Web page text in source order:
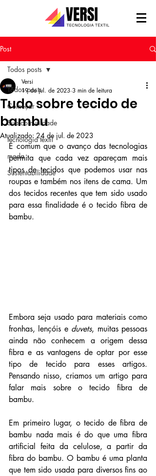
Post
Todos posts
Começar
Sua comunidade
tecnologia têxtil
moda
Sustentabilidade
Todos posts
Tudo sobre tecido de
bambu
Versi
19 de jul. de 2023 3 min de leitura
Atualizado: 24 de jul. de 2023
É comum que o avanço das tecnologias
permita que cada vez apareçam mais
tipos de tecidos que podemos usar nas
roupas e também nos itens de cama. Um
dos tecidos recentes que tem sido usado
para essa finalidade é o tecido fibra de
bambu.
Embora seja usado para materiais como
fronhas, lençóis e duvets, muitas pessoas
ainda não conhecem a origem dessa
fibra e as vantagens de optar por esse
tipo de tecido para esses artigos.
Pensando nisso, criamos um artigo para
falar mais sobre o tecido fibra de
bambu.
Em primeiro lugar, o tecido de fibra de
bambu nada mais é do que uma fibra
artificial feita da celulose, a partir da
fibra do bambu. O bambu é uma planta
que tem sido usada para diversos fins ao